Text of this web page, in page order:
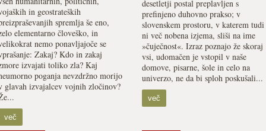
in geostrateških
spremlja še eno,
elementarno človeško, in
nemo ponavljajoče se
Zakaj? Kdo in zakaj
izvajati toliko zla? Kaj
poganja nevzdržno morijo
glavah izvajalcev vojnih zločinov?
več
desetletji postal preplavljen s
prefinjeno duhovno prakso; v
slovenskem prostoru, v katerem tudi
ni več nobena izjema, sliši na ime
»čuječnost«. Izraz poznajo že skoraj
vsi, udomačen je vstopil v naše
domove, pisarne, šole in celo na
univerzo, ne da bi sploh poskušali...
več